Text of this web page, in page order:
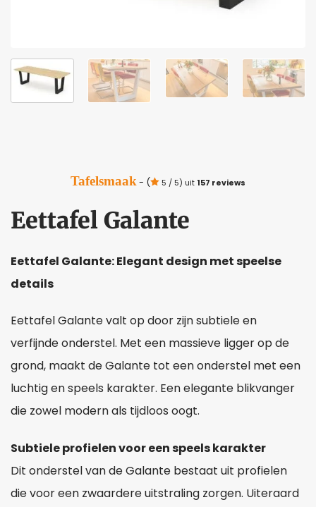
Tafelsmaak - ( 5 / 5) uit 157 reviews
Eettafel Galante
Eettafel Galante: Elegant design met speelse
details
Eettafel Galante valt op door zijn subtiele en
verfijnde onderstel. Met een massieve ligger op de
grond, maakt de Galante tot een onderstel met een
luchtig en speels karakter. Een elegante blikvanger
die zowel modern als tijdloos oogt.
Subtiele profielen voor een speels karakter
Dit onderstel van de Galante bestaat uit profielen
die voor een zwaardere uitstraling zorgen. Uiteraard